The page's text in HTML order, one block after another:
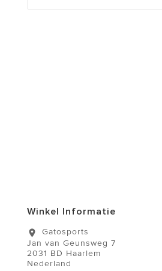
Winkel Informatie
location_on
Gatosports
Jan van Geunsweg 7
2031 BD Haarlem
Nederland